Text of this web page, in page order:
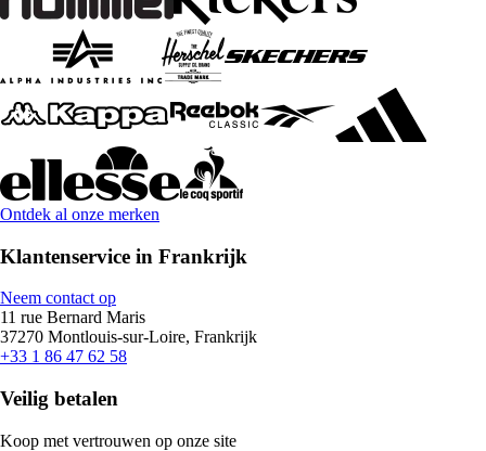
Ontdek al onze merken
Klantenservice in Frankrijk
Neem contact op
11 rue Bernard Maris
37270 Montlouis-sur-Loire, Frankrijk
+33 1 86 47 62 58
Veilig betalen
Koop met vertrouwen op onze site